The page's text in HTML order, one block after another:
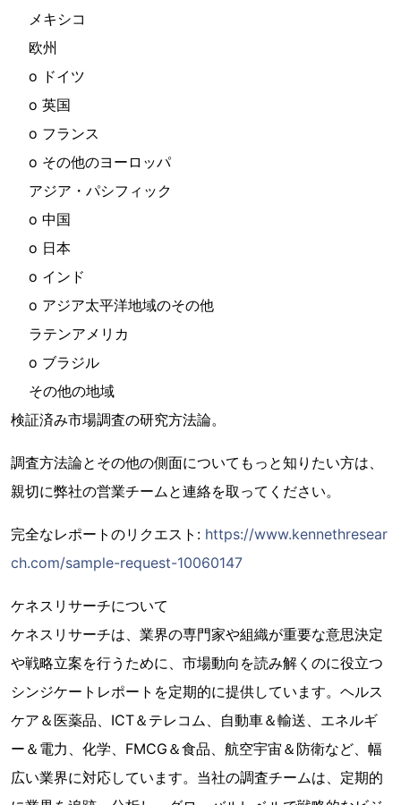
メキシコ
欧州
o ドイツ
o 英国
o フランス
o その他のヨーロッパ
アジア・パシフィック
o 中国
o 日本
o インド
o アジア太平洋地域のその他
ラテンアメリカ
o ブラジル
その他の地域
検証済み市場調査の研究方法論。
調査方法論とその他の側面についてもっと知りたい方は、
親切に弊社の営業チームと連絡を取ってください。
完全なレポートのリクエスト: https://www.kennethresear
ch.com/sample-request-10060147
ケネスリサーチについて
ケネスリサーチは、業界の専門家や組織が重要な意思決定
や戦略立案を行うために、市場動向を読み解くのに役立つ
シンジケートレポートを定期的に提供しています。ヘルス
ケア＆医薬品、ICT＆テレコム、自動車＆輸送、エネルギ
ー＆電力、化学、FMCG＆食品、航空宇宙＆防衛など、幅
広い業界に対応しています。当社の調査チームは、定期的